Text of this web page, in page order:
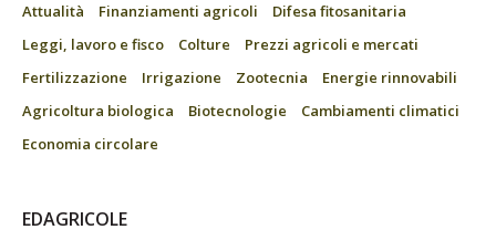
Attualità Finanziamenti agricoli
Difesa fitosanitaria
Leggi, lavoro e fisco
Colture
Prezzi agricoli e mercati
Fertilizzazione
Irrigazione Zootecnia
Energie rinnovabili
Agricoltura biologica
Biotecnologie
Cambiamenti climatici
Economia circolare
EDAGRICOLE